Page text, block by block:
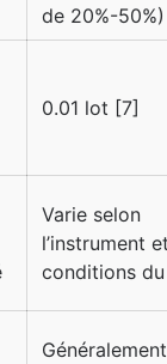
de 20%-50%)
0.01 lot [7]
Varie selon
l’instrument
conditions